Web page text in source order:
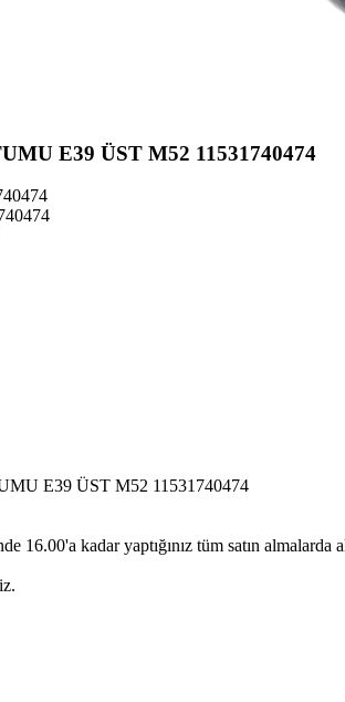
E39 ÜST M52 11531740474
E39 ÜST M52 11531740474
16.00'a kadar yaptığınız tüm satın